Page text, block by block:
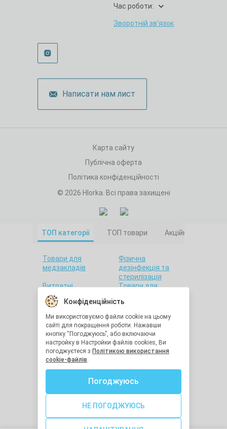
Написати нам лист
Час роботи:
Зворотній зв’язок
Карта сайту
Публічна оферта
Політика конфіденційності
© 2026 Hlorka. Всі права захищені
Конфіденційність
Ми використовуємо файли cookie на цьому
сайті для покращення роботи. Нажавши
кнопку “Погоджуюсь”, або включаючи
настройку в Настройки файлів cookies, Ви
погоджуєтеся з Політикою використання
cookie-файлів.
Погоджуюсь
НЕ ПОГОДЖУЮСЬ
ТОП категорії ТОП товари Акційні товари
Товари для
медзакладів
Фізична
дезінфекція та
стерилізація
Витратні
матеріали
Товари для
Товари для дому
Санітарна гігієна
Товари для
стоматології
Товари для
лабораторій
Краса та здоров'я
Утилізація
медичних відходів
Засоби
індивідуального
захисту
Остання одиниця
дезінфекція та
стерилізація
обладнання
Медична техніка
Засоби реабілітації